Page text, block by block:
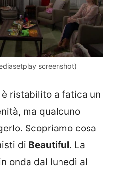
screenshot)
è ristabilito a fatica un
ma qualcuno
Scopriamo cosa
di Beautiful. La
onda dal lunedì al